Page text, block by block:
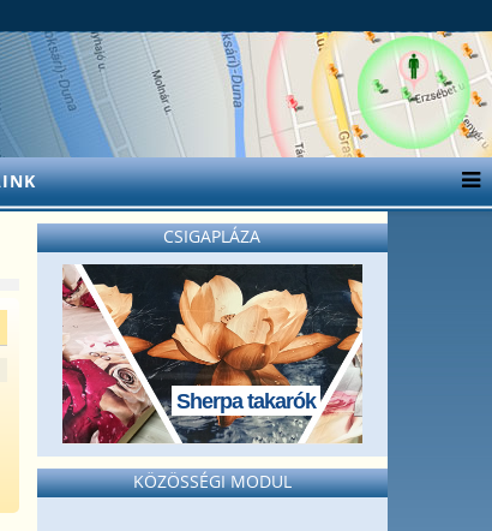
CSIGAPLÁZA
Sherpa takarók
KÖZÖSSÉGI MODUL